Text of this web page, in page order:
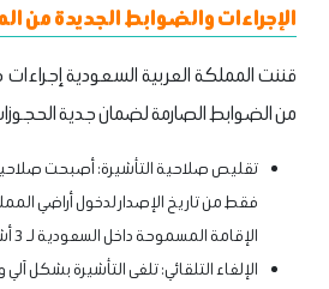
الإجراءات والضوابط الجديدة من
قننت المملكة العربية السعودية
من الضوابط الصارمة لضمان جدية
فقط من تاريخ الإصدار لدخول أراضي
الإقامة المسموحة داخل السعودية لـ 3 أشهر بمجرد الوصول.
الإلغاء التلقائي: تلغى التأشيرة بشكل